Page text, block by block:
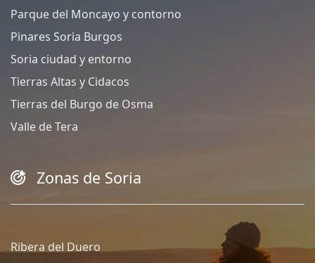
Parque del Moncayo y contorno
Pinares Soria Burgos
Soria ciudad y entorno
Tierras Altas y Cidacos
Tierras del Burgo de Osma
Valle de Tera
Zonas de Soria
Ribera del Duero